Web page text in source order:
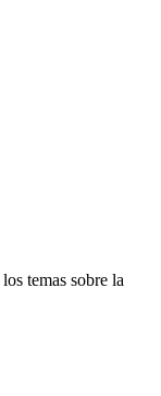
temas sobre la